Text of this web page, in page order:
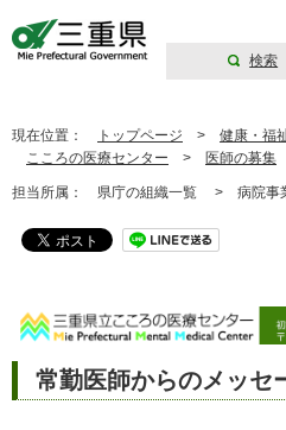
検索
現在位置： トップページ > 健康・福
こころの医療センター > 医師の募集
担当所属： 県庁の組織一覧 > 病院
常勤医師からのメッセ